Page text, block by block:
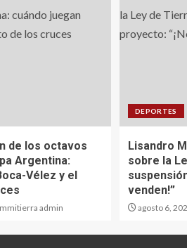
de los octavos
Argentina:
Vélez y el
admin
DEPORTES
Lisandro
sobre la
venden!”
agosto 6,